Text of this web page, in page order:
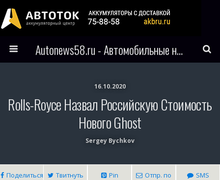
Autonews58.ru - Автомобильные новости Пензы и всего мира
16.10.2020
Rolls-Royce Назвал Российскую Стоимость
Нового Ghost
Sergey Bychkov
Поделиться Твитнуть Pin
Отпр. по
SMS